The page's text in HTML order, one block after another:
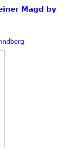
Magd by